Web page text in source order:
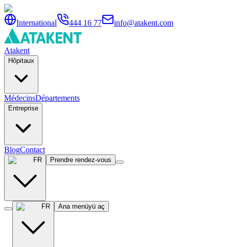
International 444 16 77 info@atakent.com
Atakent
Hôpitaux
MédecinsDépartements
Entreprise
BlogContact
FR Prendre rendez-vous
FR Ana menüyü aç